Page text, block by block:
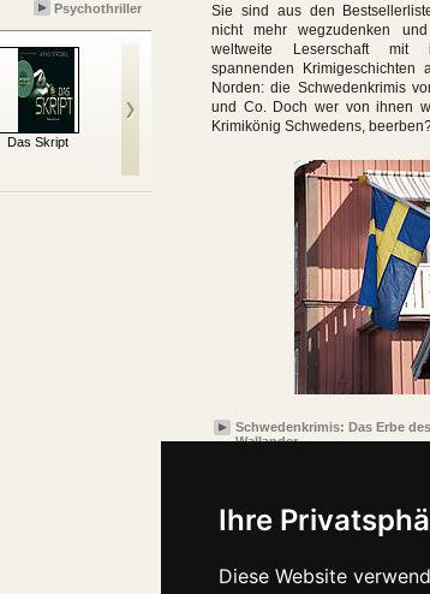
Ihre
Diese Website
Psychothriller
Das Skript
Sie sind aus den
nicht mehr wegzudenken
weltweite Leserschaft mit
spannenden Krimigeschichten
Norden: die Schwedenkrimis
und Co. Doch wer von ihnen
Krimikönig Schwedens,
Schwedenkrimis: Das Erbe
Wallander